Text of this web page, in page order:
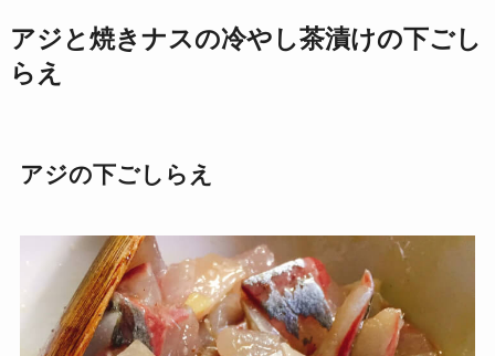
アジと焼きナスの冷やし茶漬けの下ごし
らえ
アジの下ごしらえ